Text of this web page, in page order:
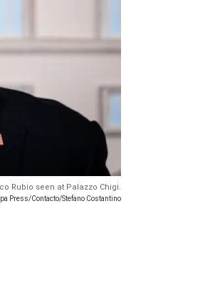
Rubio seen at Palazzo Chigi.
Press/Contacto/Stefano Costantino